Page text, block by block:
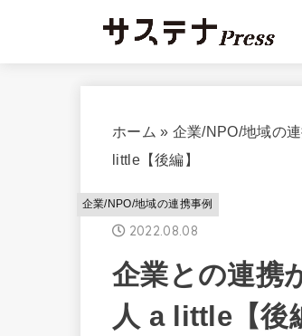
ホーム » 企業/NPO/地域の
little【後編】
企業/NPO/地域の連携事例
2022.08.08
企業との連携
人 a little【後